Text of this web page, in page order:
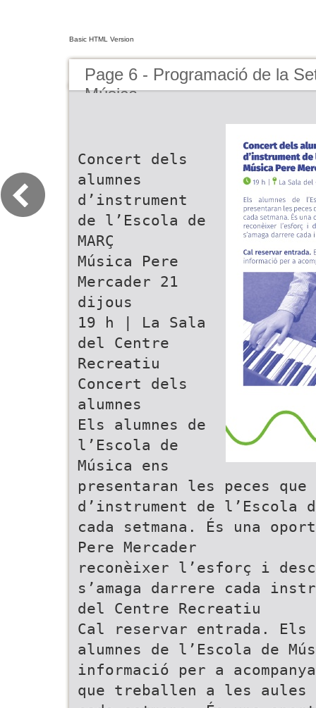
Basic HTML Version
Page 6 - Programació de la
Música
Concert dels
alumnes
d’instrument
de l’Escola de
MARÇ
Música Pere
Mercader 21
dijous
19 h | La Sala
del Centre
Recreatiu
Concert dels
alumnes
Els alumnes de
l’Escola de
Música ens
presentaran les peces
d’instrument de l’Escola
cada setmana. És una
Pere Mercader
reconèixer l’esforç i
s’amaga darrere cada
del Centre Recreatiu
Cal reservar entrada. Els
alumnes de l’Escola de
informació per a
que treballen a les aules